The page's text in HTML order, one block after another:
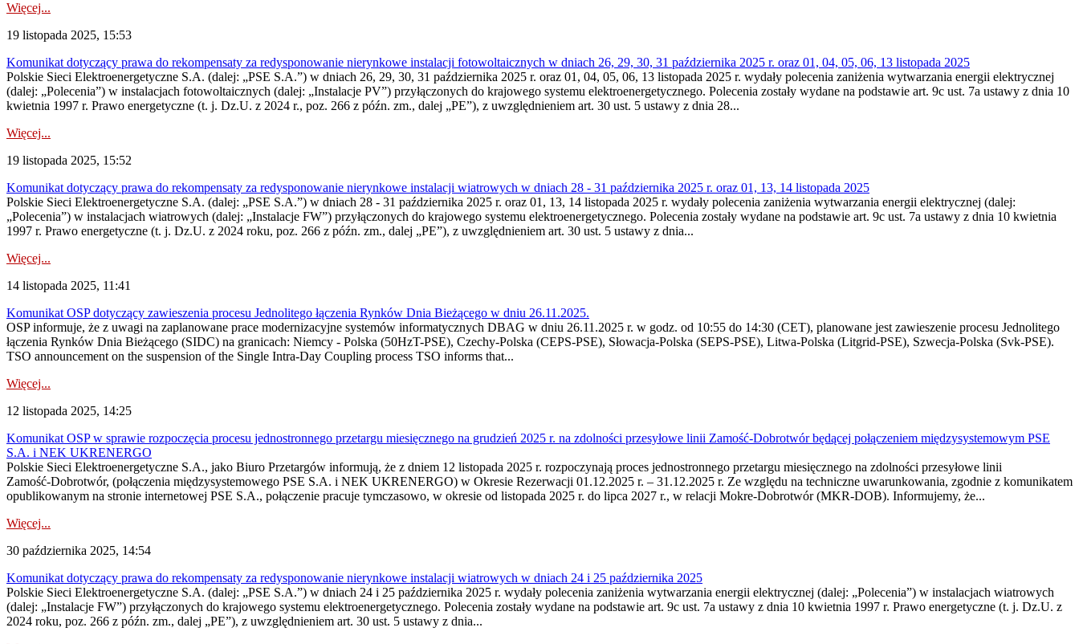
Więcej...
19 listopada 2025, 15:53
Komunikat dotyczący prawa do rekompensaty za redysponowanie nierynkowe instalacji fotowoltaicznych w dniach 26, 29, 30, 31 października 2025 r. oraz 01, 04, 05, 06, 13 listopada 2025
Polskie Sieci Elektroenergetyczne S.A. (dalej: „PSE S.A.”) w dniach 26, 29, 30, 31 października 2025 r. oraz 01, 04, 05, 06, 13 listopada 2025 r. wydały polecenia zaniżenia wytwarzania energii elektrycznej
(dalej: „Polecenia”) w instalacjach fotowoltaicznych (dalej: „Instalacje PV”) przyłączonych do krajowego systemu elektroenergetycznego. Polecenia zostały wydane na podstawie art. 9c ust. 7a ustawy z dnia 10
kwietnia 1997 r. Prawo energetyczne (t. j. Dz.U. z 2024 r., poz. 266 z późn. zm., dalej „PE”), z uwzględnieniem art. 30 ust. 5 ustawy z dnia 28...
Więcej...
19 listopada 2025, 15:52
Komunikat dotyczący prawa do rekompensaty za redysponowanie nierynkowe instalacji wiatrowych w dniach 28 - 31 października 2025 r. oraz 01, 13, 14 listopada 2025
Polskie Sieci Elektroenergetyczne S.A. (dalej: „PSE S.A.”) w dniach 28 - 31 października 2025 r. oraz 01, 13, 14 listopada 2025 r. wydały polecenia zaniżenia wytwarzania energii elektrycznej (dalej:
„Polecenia”) w instalacjach wiatrowych (dalej: „Instalacje FW”) przyłączonych do krajowego systemu elektroenergetycznego. Polecenia zostały wydane na podstawie art. 9c ust. 7a ustawy z dnia 10 kwietnia
1997 r. Prawo energetyczne (t. j. Dz.U. z 2024 roku, poz. 266 z późn. zm., dalej „PE”), z uwzględnieniem art. 30 ust. 5 ustawy z dnia...
Więcej...
14 listopada 2025, 11:41
Komunikat OSP dotyczący zawieszenia procesu Jednolitego łączenia Rynków Dnia Bieżącego w dniu 26.11.2025.
OSP informuje, że z uwagi na zaplanowane prace modernizacyjne systemów informatycznych DBAG w dniu 26.11.2025 r. w godz. od 10:55 do 14:30 (CET), planowane jest zawieszenie procesu Jednolitego
łączenia Rynków Dnia Bieżącego (SIDC) na granicach: Niemcy - Polska (50HzT-PSE), Czechy-Polska (CEPS-PSE), Słowacja-Polska (SEPS-PSE), Litwa-Polska (Litgrid-PSE), Szwecja-Polska (Svk-PSE).
TSO announcement on the suspension of the Single Intra-Day Coupling process TSO informs that...
Więcej...
12 listopada 2025, 14:25
Komunikat OSP w sprawie rozpoczęcia procesu jednostronnego przetargu miesięcznego na grudzień 2025 r. na zdolności przesyłowe linii Zamość-Dobrotwór będącej połączeniem międzysystemowym PSE
S.A. i NEK UKRENERGO
Polskie Sieci Elektroenergetyczne S.A., jako Biuro Przetargów informują, że z dniem 12 listopada 2025 r. rozpoczynają proces jednostronnego przetargu miesięcznego na zdolności przesyłowe linii
Zamość‑Dobrotwór, (połączenia międzysystemowego PSE S.A. i NEK UKRENERGO) w Okresie Rezerwacji 01.12.2025 r. – 31.12.2025 r. Ze względu na techniczne uwarunkowania, zgodnie z komunikatem
opublikowanym na stronie internetowej PSE S.A., połączenie pracuje tymczasowo, w okresie od listopada 2025 r. do lipca 2027 r., w relacji Mokre-Dobrotwór (MKR-DOB). Informujemy, że...
Więcej...
30 października 2025, 14:54
Komunikat dotyczący prawa do rekompensaty za redysponowanie nierynkowe instalacji wiatrowych w dniach 24 i 25 października 2025
Polskie Sieci Elektroenergetyczne S.A. (dalej: „PSE S.A.”) w dniach 24 i 25 października 2025 r. wydały polecenia zaniżenia wytwarzania energii elektrycznej (dalej: „Polecenia”) w instalacjach wiatrowych
(dalej: „Instalacje FW”) przyłączonych do krajowego systemu elektroenergetycznego. Polecenia zostały wydane na podstawie art. 9c ust. 7a ustawy z dnia 10 kwietnia 1997 r. Prawo energetyczne (t. j. Dz.U. z
2024 roku, poz. 266 z późn. zm., dalej „PE”), z uwzględnieniem art. 30 ust. 5 ustawy z dnia...